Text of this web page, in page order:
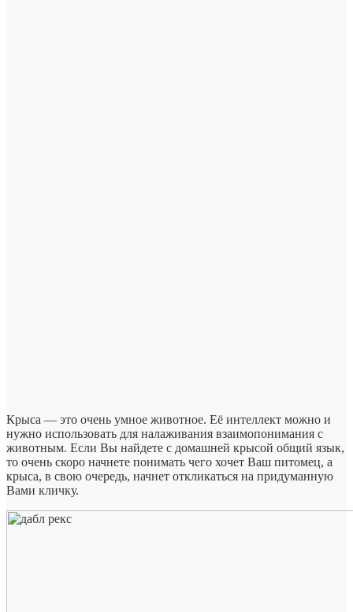
Крыса — это очень умное животное. Её интеллект можно и
нужно использовать для налаживания взаимопонимания с
животным. Если Вы найдете с домашней крысой общий язык,
то очень скоро начнете понимать чего хочет Ваш питомец, а
крыса, в свою очередь, начнет откликаться на придуманную
Вами кличку.